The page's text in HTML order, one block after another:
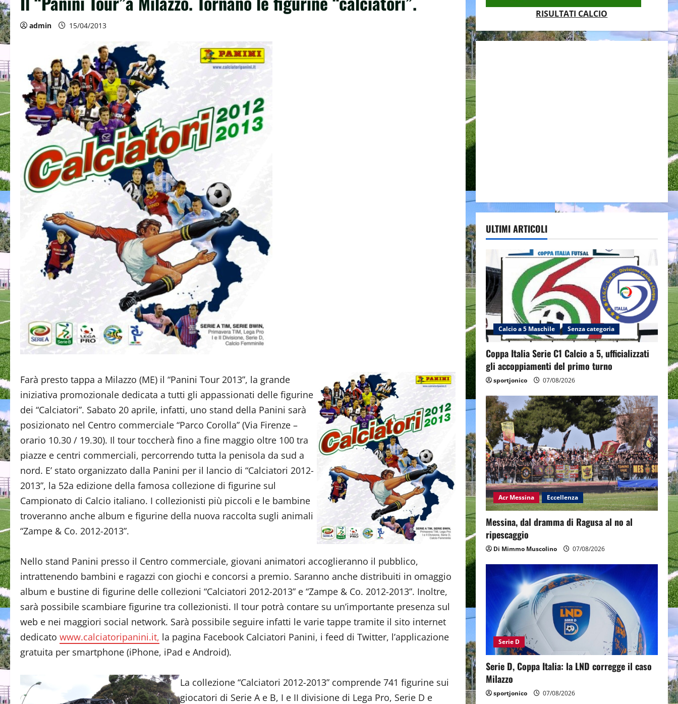
admin 15/04/2013
Farà presto tappa a Milazzo (ME) il “Panini Tour 2013”, la grande
iniziativa promozionale dedicata a tutti gli appassionati delle figurine
dei “Calciatori”. Sabato 20 aprile, infatti, uno stand della Panini sarà
posizionato nel Centro commerciale “Parco Corolla” (Via Firenze –
orario 10.30 / 19.30). Il tour toccherà fino a fine maggio oltre 100 tra
piazze e centri commerciali, percorrendo tutta la penisola da sud a
nord. E’ stato organizzato dalla Panini per il lancio di “Calciatori 2012-
2013”, la 52a edizione della famosa collezione di figurine sul
Campionato di Calcio italiano. I collezionisti più piccoli e le bambine
troveranno anche album e figurine della nuova raccolta sugli animali
“Zampe & Co. 2012-2013”.
Nello stand Panini presso il Centro commerciale, giovani animatori accoglieranno il pubblico,
intrattenendo bambini e ragazzi con giochi e concorsi a premio. Saranno anche distribuiti in omaggio
album e bustine di figurine delle collezioni “Calciatori 2012-2013” e “Zampe & Co. 2012-2013”. Inoltre,
sarà possibile scambiare figurine tra collezionisti. Il tour potrà contare su un’importante presenza sul
web e nei maggiori social network. Sarà possibile seguire infatti le varie tappe tramite il sito internet
dedicato www.calciatoripanini.it, la pagina Facebook Calciatori Panini, i feed di Twitter, l’applicazione
gratuita per smartphone (iPhone, iPad e Android).
La collezione “Calciatori 2012-2013” comprende 741 figurine sui
giocatori di Serie A e B, I e II divisione di Lega Pro, Serie D e
RISULTATI CALCIO
ULTIMI ARTICOLI
Calcio a 5 Maschile Senza categoria
Coppa Italia Serie C1 Calcio a 5, ufficializzati
gli accoppiamenti del primo turno
sportjonico 07/08/2026
Acr Messina Eccellenza
Messina, dal dramma di Ragusa al no al
ripescaggio
Di Mimmo Muscolino 07/08/2026
Serie D
Serie D, Coppa Italia: la LND corregge il caso
Milazzo
sportjonico 07/08/2026